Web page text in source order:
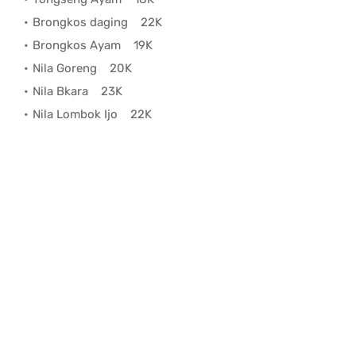
Brongkos daging 22K
Brongkos Ayam 19K
Nila Goreng 20K
Nila Bkara 23K
Nila Lombok Ijo 22K